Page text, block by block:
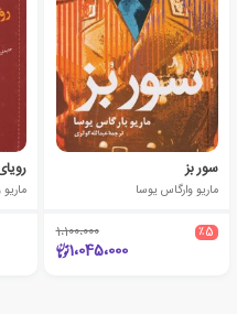
سور بز
ماریو وارگاس یوسا
٪5 1،100،000
1،045،000